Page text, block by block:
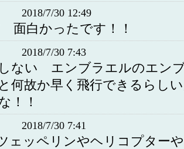
2018/7/30 12:49
面白かったです！！
2018/7/30 7:43
ない エンブラエルのエン
何故か早く飛行できるらし
！！
2018/7/30 7:41
ェッペリンやヘリコプター